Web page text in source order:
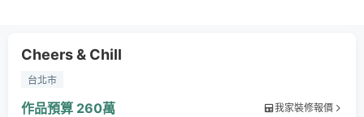
Cheers & Chill
台北市
作品預算 260萬 我家裝修報價